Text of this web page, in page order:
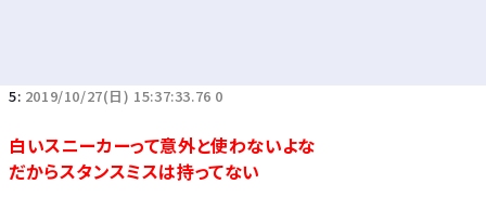
5: 2019/10/27(日) 15:37:33.76 0
白いスニーカーって意外と使わないよな
だからスタンスミスは持ってない